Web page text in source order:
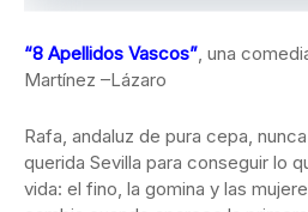
“8 Apellidos Vascos”, una
Martínez –Lázaro
Rafa, andaluz de pura cepa,
querida Sevilla para conseguir lo
vida: el fino, la gomina y las